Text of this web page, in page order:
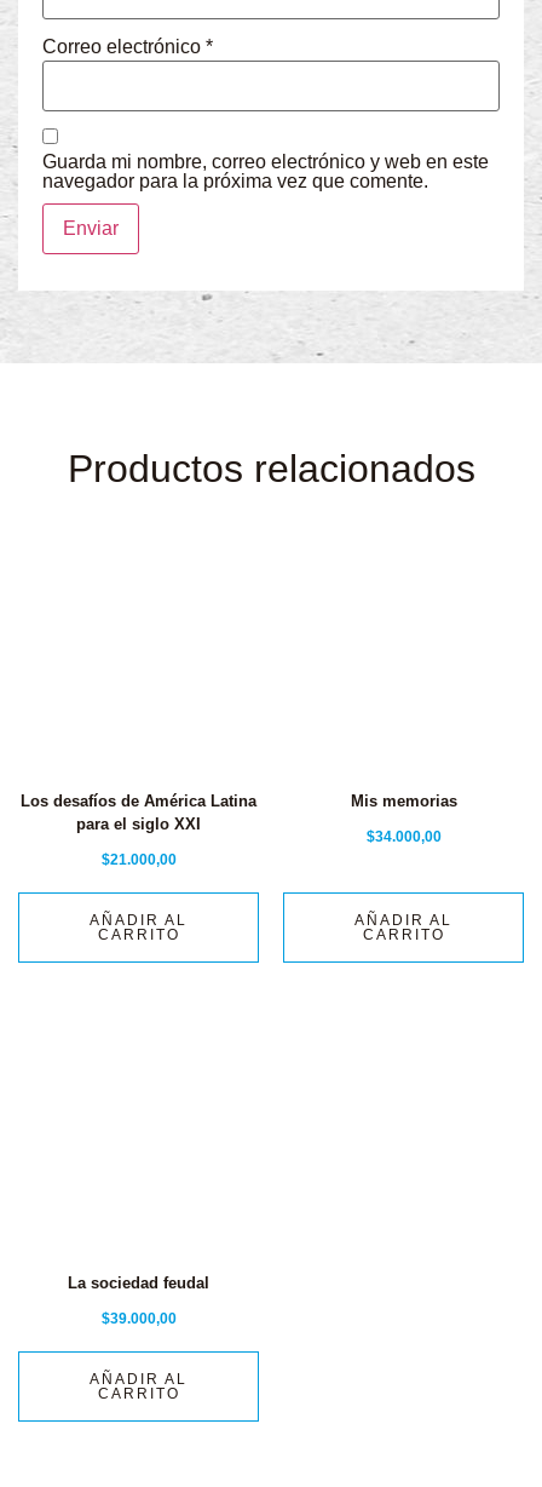
Correo electrónico *
Guarda mi nombre, correo electrónico y web en este
navegador para la próxima vez que comente.
Productos relacionados
Los desafíos de América Latina
para el siglo XXI
$21.000,00
AÑADIR AL
CARRITO
Mis memorias
$34.000,00
AÑADIR AL
CARRITO
La sociedad feudal
$39.000,00
AÑADIR AL
CARRITO